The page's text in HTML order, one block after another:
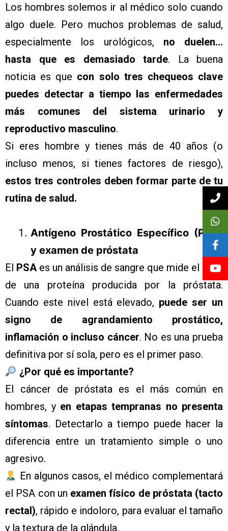
Los hombres solemos ir al médico solo cuando
algo duele. Pero muchos problemas de salud,
especialmente los urológicos, no duelen…
hasta que es demasiado tarde. La buena
noticia es que con solo tres chequeos clave
puedes detectar a tiempo las enfermedades
más comunes del sistema urinario y
reproductivo masculino.
Si eres hombre y tienes más de 40 años (o
incluso menos, si tienes factores de riesgo),
estos tres controles deben formar parte de tu
rutina de salud.
Antígeno Prostático Específico (PSA)
y examen de próstata
El PSAes un análisis de sangre que mide el nivel
de una proteína producida por la próstata.
Cuando este nivel está elevado, puede ser un
signo de agrandamiento prostático,
inflamación o incluso cáncer. No es una prueba
definitiva por sí sola, pero es el primer paso.
¿Por qué es importante?
El cáncer de próstata es el más común en
hombres, y en etapas tempranas no presenta
síntomas. Detectarlo a tiempo puede hacer la
diferencia entre un tratamiento simple o uno
agresivo.
En algunos casos, el médico complementará
el PSA con un examen físico de próstata (tacto
rectal), rápido e indoloro, para evaluar el tamaño
y la textura de la glándula.